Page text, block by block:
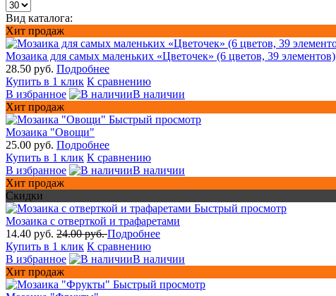
Вид каталога:
Хит продаж
Мозаика для самых маленьких «Цветочек» (6 цветов, 39 элементов)
28.50 руб. Подробнее
Купить в 1 клик К сравнению
В избранное
В наличии
Хит продаж
Быстрый просмотр
Мозаика "Овощи"
25.00 руб. Подробнее
Купить в 1 клик К сравнению
В избранное
В наличии
Хит продаж
Скидки
Быстрый просмотр
Мозаика с отверткой и трафаретами
14.40 руб. 24.00 руб.Подробнее
Купить в 1 клик К сравнению
В избранное
В наличии
Хит продаж
Быстрый просмотр